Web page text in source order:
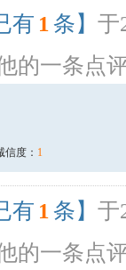
有 1 条】 于
的一条点
信度： 1
有 1 条】 于
的一条点